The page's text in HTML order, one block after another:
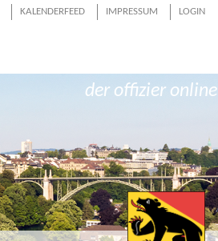
KALENDERFEED IMPRESSUM LOGIN
der offizier online